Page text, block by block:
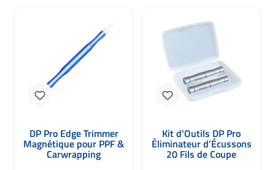
DP Pro Edge Trimmer
Magnétique pour PPF &
Carwrapping
Kit d'Outils DP Pro
Éliminateur d’Écussons
20 Fils de Coupe